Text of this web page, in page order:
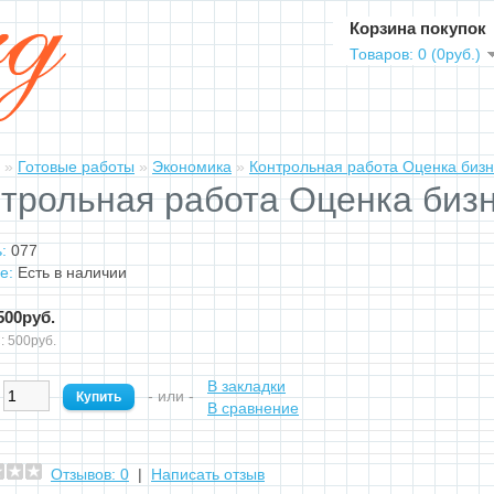
Корзина покупок
Товаров: 0 (0руб.)
» Готовые работы » Экономика » Контрольная работа Оценка
работа Оценка
077
Есть в наличии
500руб.
- или -
В закладки
В сравнение
Отзывов: 0 | Написать отзыв